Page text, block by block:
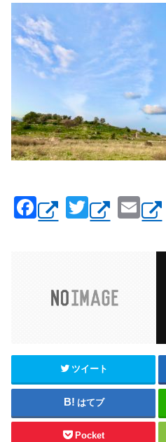
F
a
T
wi
E
m
ail
ツイート
はてブ
Pocket